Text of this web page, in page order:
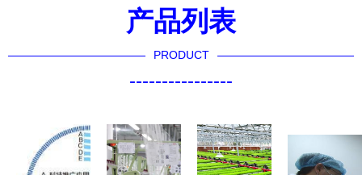
产品列表
PRODUCT
----------------